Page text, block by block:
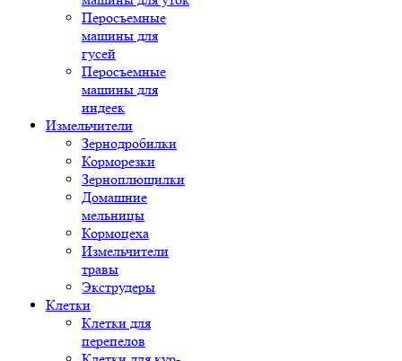
Перосъемные
машины для
гусей
Перосъемные
машины для
индеек
Измельчители
Зернодробилки
Корморезки
Зерноплющилки
Домашние
мельницы
Кормоцеха
Измельчители
травы
Экструдеры
Клетки
Клетки для
перепелов